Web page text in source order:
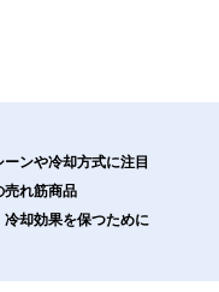
ンや冷却方式に注目
売れ筋商品
却効果を保つために